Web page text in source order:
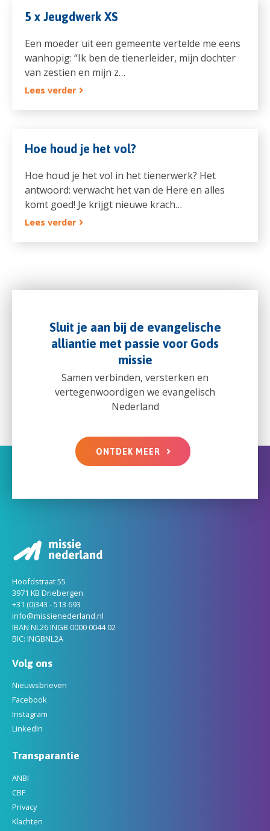
5 x Jeugdwerk XS
Een moeder uit een gemeente vertelde me eens
wanhopig: “Ik ben de tienerleider, mijn dochter
van zestien en mijn z…
Lees verder
Hoe houd je het vol?
Hoe houd je het vol in het tienerwerk? Het
antwoord: verwacht het van de Here en alles
komt goed! Je krijgt nieuwe krach…
Lees verder
Sluit je aan bij de evangelische
alliantie met passie voor Gods
missie
Samen verbinden, versterken en
vertegenwoordigen we evangelisch
Nederland
ONTDEK MEER
Hoofdstraat 55
3971 KB Driebergen
+31 (0)343 - 513 693
info@missienederland.nl
IBAN NL26 INGB 0000 0044 02
BIC: INGBNL2A
Volg ons
Nieuwsbrieven
Facebook
Instagram
LinkedIn
Transparantie
ANBI
CBF
Privacy
Klachten